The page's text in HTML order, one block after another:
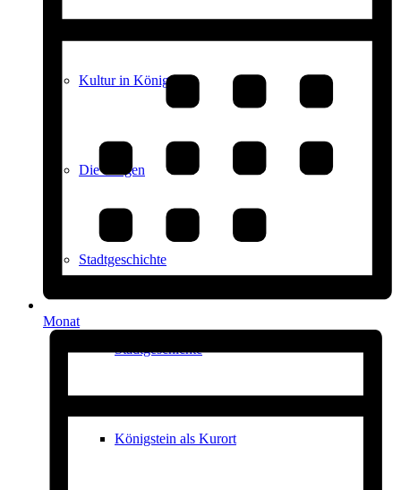
Kultur in Königstein
Die Burgen
Stadtgeschichte
Stadtgeschichte
Königstein als Kurort
Monat